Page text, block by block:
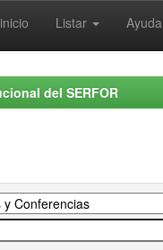
Listar Ayuda
del SERFOR